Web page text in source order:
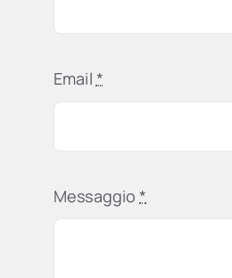
Email *
Messaggio*